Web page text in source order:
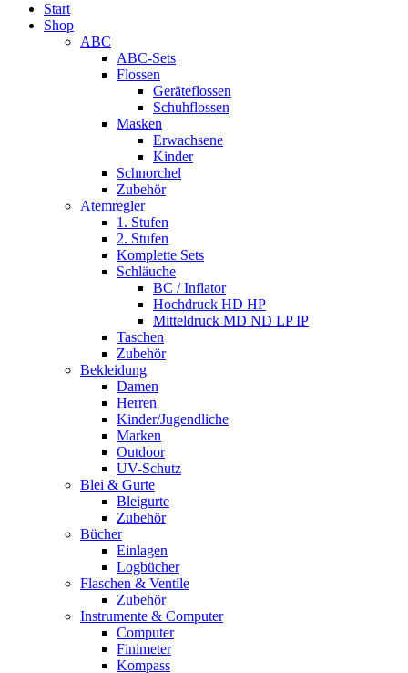
Start
Shop
ABC
ABC-Sets
Flossen
Geräteflossen
Schuhflossen
Masken
Erwachsene
Kinder
Schnorchel
Zubehör
Atemregler
1. Stufen
2. Stufen
Komplette Sets
Schläuche
BC / Inflator
Hochdruck HD HP
Mitteldruck MD ND LP IP
Taschen
Zubehör
Bekleidung
Damen
Herren
Kinder/Jugendliche
Marken
Outdoor
UV-Schutz
Blei & Gurte
Bleigurte
Zubehör
Bücher
Einlagen
Logbücher
Flaschen & Ventile
Zubehör
Instrumente & Computer
Computer
Finimeter
Kompass